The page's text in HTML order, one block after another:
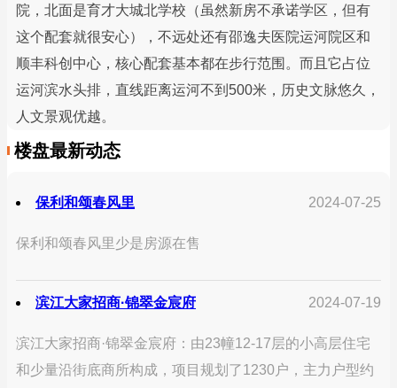
院，北面是育才大城北学校（虽然新房不承诺学区，但有
这个配套就很安心），不远处还有邵逸夫医院运河院区和
顺丰科创中心，核心配套基本都在步行范围。而且它占位
运河滨水头排，直线距离运河不到500米，历史文脉悠久，
人文景观优越。
楼盘最新动态
保利和颂春风里 2024-07-25
保利和颂春风里少是房源在售
滨江大家招商·锦翠金宸府 2024-07-19
滨江大家招商·锦翠金宸府：由23幢12-17层的小高层住宅
和少量沿街底商所构成，项目规划了1230户，主力户型约